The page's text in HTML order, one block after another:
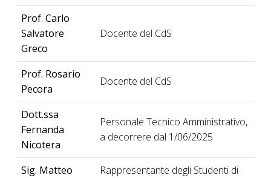
Prof. Carlo
Salvatore
Greco
Docente del CdS
Prof. Rosario
Pecora
Docente del CdS
Dott.ssa
Fernanda
Nicotera
Personale Tecnico Amministrativo,
a decorrere dal 1/06/2025
Sig. Matteo
Rappresentante degli Studenti di